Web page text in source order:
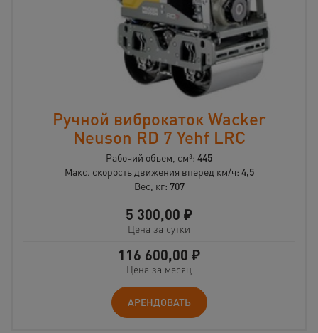
Ручной виброкаток Wacker
Neuson RD 7 Yehf LRC
Рабочий объем, см³: 445
Макс. скорость движения вперед км/ч: 4,5
Вес, кг: 707
5 300,00 ₽
Цена за сутки
116 600,00 ₽
Цена за месяц
АРЕНДОВАТЬ